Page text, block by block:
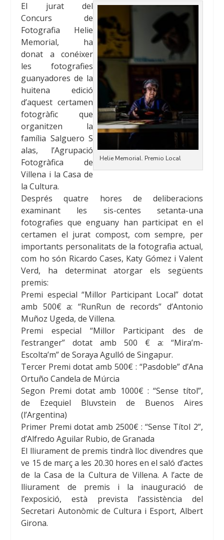
Helie Memorial. Premio Local
El jurat del
Concurs de
Fotografia Helie
Memorial, ha
donat a conéixer
les fotografies
guanyadores de la
huitena edició
d’aquest certamen
fotogràfic que
organitzen la
família Salguero S
alas, l’Agrupació
Fotogràfica de
Villena i la Casa de
la Cultura.
Després quatre hores de deliberacions
examinant les sis-centes setanta-una
fotografies que enguany han participat en el
certamen el jurat compost, com sempre, per
importants personalitats de la fotografia actual,
com ho són Ricardo Cases, Katy Gómez i Valent
Verd, ha determinat atorgar els següents
premis:
Premi especial “Millor Participant Local” dotat
amb 500€ a: “RunRun de records” d’Antonio
Muñoz Ugeda, de Villena.
Premi especial “Millor Participant des de
l’estranger” dotat amb 500 € a: “Mira’m-
Escolta’m” de Soraya Agulló de Singapur.
Tercer Premi dotat amb 500€ : “Pasdoble” d’Ana
Ortuño Candela de Múrcia
Segon Premi dotat amb 1000€ : “Sense títol”,
de Ezequiel
Bluvstein
de Buenos Aires
(l’Argentina)
Primer Premi dotat amb 2500€ : “Sense Títol 2”,
d’Alfredo Aguilar Rubio, de Granada
El lliurament de premis tindrà lloc divendres que
ve 15 de marça les 20.30 hores en el saló d’actes
de la Casa de la Cultura de Villena. A l’acte de
lliurament de premis i la inauguració de
l’exposició, està prevista l’assistència del
Secretari Autonòmic de Cultura i Esport, Albert
Girona.